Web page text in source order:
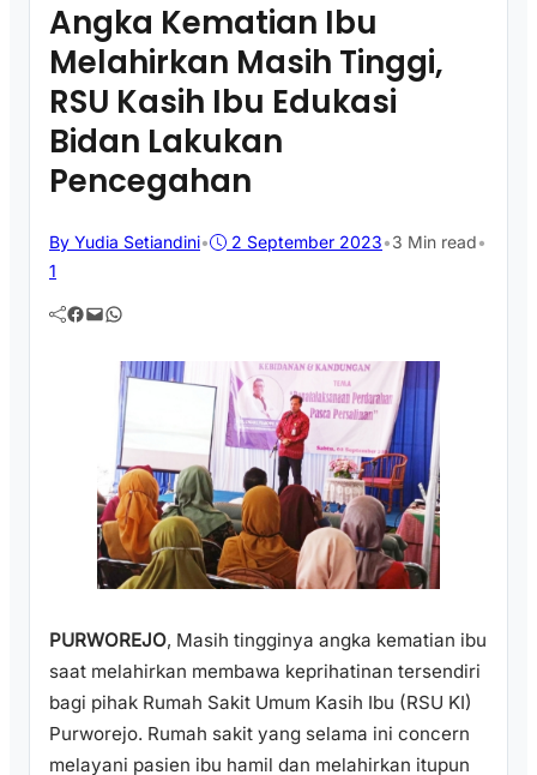
Angka Kematian Ibu
Melahirkan Masih Tinggi,
RSU Kasih Ibu Edukasi
Bidan Lakukan
Pencegahan
By Yudia Setiandini• 2 September 2023•3 Min read•
1
Facebook Mail WhatsApp
PURWOREJO, Masih tingginya angka kematian ibu
saat melahirkan membawa keprihatinan tersendiri
bagi pihak Rumah Sakit Umum Kasih Ibu (RSU KI)
Purworejo. Rumah sakit yang selama ini concern
melayani pasien ibu hamil dan melahirkan itupun